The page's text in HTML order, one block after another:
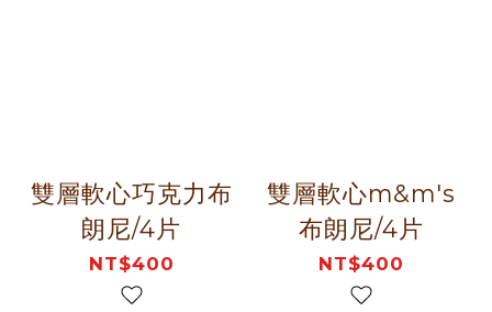
雙層軟心巧克力布
朗尼/4片
NT$400
雙層軟心m&m's
布朗尼/4片
NT$400